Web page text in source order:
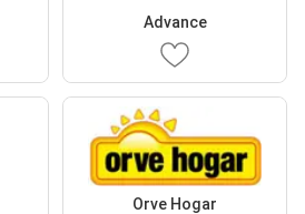
Advance
Orve Hogar